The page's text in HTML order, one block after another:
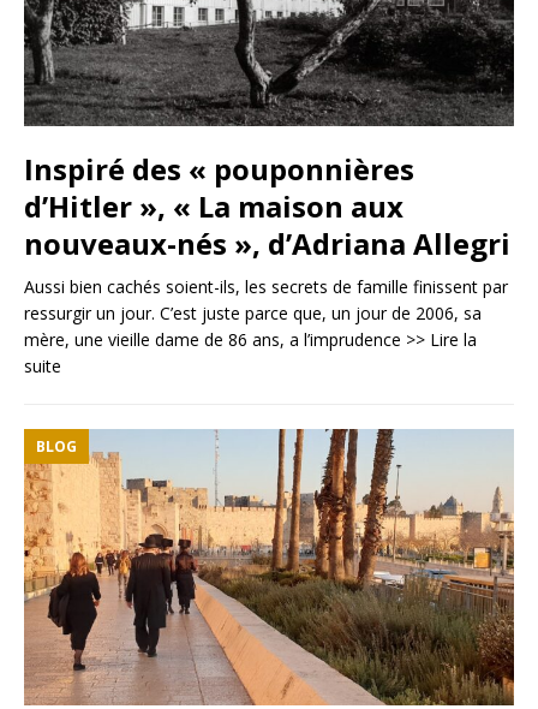
Inspiré des « pouponnières
d’Hitler », « La maison aux
nouveaux-nés », d’Adriana Allegri
Aussi bien cachés soient-ils, les secrets de famille finissent par
ressurgir un jour. C’est juste parce que, un jour de 2006, sa
mère, une vieille dame de 86 ans, a l’imprudence >> Lire la
suite
BLOG